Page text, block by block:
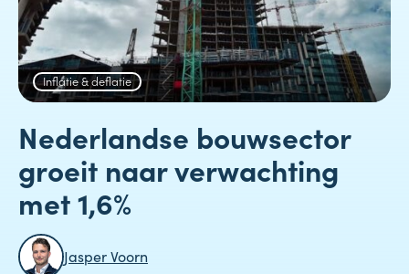
Nederlandse bouwsector
groeit naar verwachting
met 1,6%
Jasper Voorn
Inflatie & deflatie